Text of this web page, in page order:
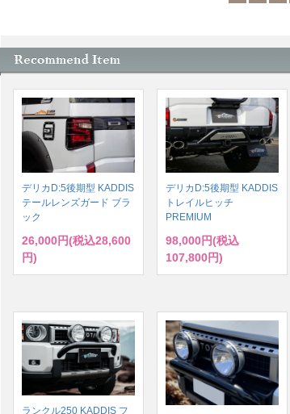
デリカD:5後期型 KADDIS
テールレンズガード ブラ
ック
26,000円(税込28,600
円)
デリカD:5後期型 KADDIS
トレイルヒッチ
PREMIUM
98,000円(税込
107,800円)
ランクル250 KADDIS フ